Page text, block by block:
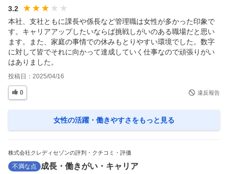
3.2
本社、支社ともに課長や係長など管理職は女性が多かった印象で
す。キャリアアップしたいならば挑戦しがいのある職場だと思い
ます。また、家庭の事情での休みもとりやすい環境でした。数字
に対して皆でそれに向かって達成していく仕事なので頑張りがい
はありました。
投稿日： 2025/04/16
0 違反報告
女性の活躍・働きやすさをもっと見る
株式会社クレディセゾンの評判・クチコミ・評価
不満な点 成長・働きがい・キャリア